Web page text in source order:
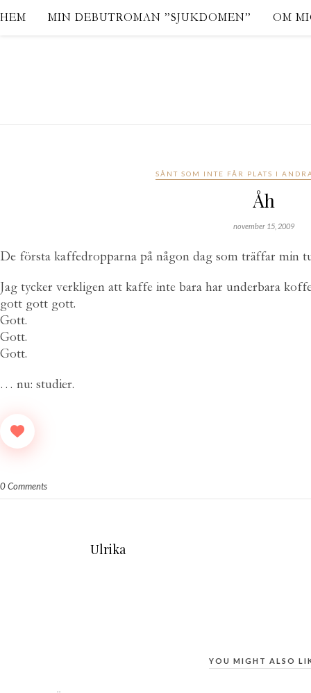
HEM MIN DEBUTROMAN ”SJUKDOMEN” OM
SÅNT SOM INTE FÅR PLATS I
Åh
november 15, 2009
De första kaffedropparna på någon dag som träffar min
Jag tycker verkligen att kaffe inte bara har underbara
gott gott gott.
Gott.
Gott.
Gott.
… nu: studier.
0 Comments
Ulrika
YOU MIGHT ALSO